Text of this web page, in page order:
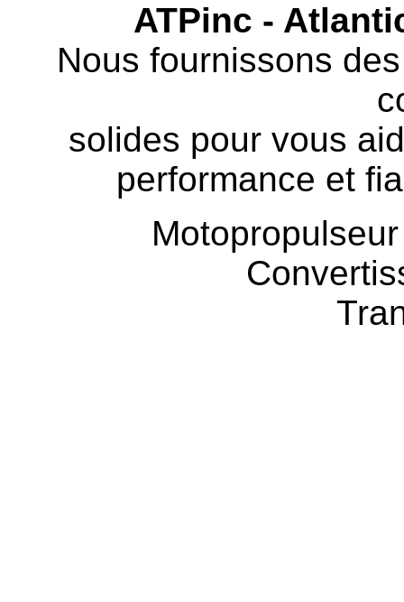
ATPinc -
Nous fournissons
solides pour vous
performance et